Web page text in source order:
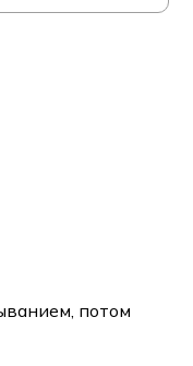
потом